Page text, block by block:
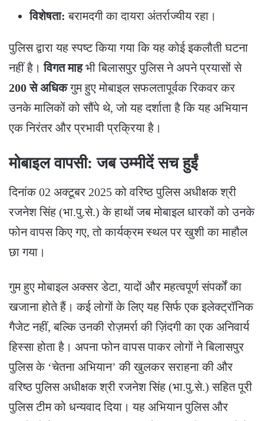
विशेषता: बरामदगी का दायरा अंतर्राज्यीय रहा।
​पुलिस द्वारा यह स्पष्ट किया गया कि यह कोई इकलौती घटना
नहीं है।विगत माहभी बिलासपुर पुलिस ने अपने प्रयासों से
200 से अधिकगुम हुए मोबाइल सफलतापूर्वक रिकवर कर
उनके मालिकों को सौंपे थे, जो यह दर्शाता है कि यह अभियान
एक निरंतर और प्रभावी प्रक्रिया है।
​मोबाइल वापसी: जब उम्मीदें सच हुईं
​दिनांक 02 अक्टूबर 2025 को वरिष्ठ पुलिस अधीक्षक श्री
रजनेश सिंह (भा.पु.से.) के हाथों जब मोबाइल धारकों को उनके
फोन वापस किए गए, तो कार्यक्रम स्थल पर खुशी का माहौल
छा गया।
​गुम हुए मोबाइल अक्सर डेटा, यादों और महत्वपूर्ण संपर्कों का
खजाना होते हैं। कई लोगों के लिए यह सिर्फ एक इलेक्ट्रॉनिक
गैजेट नहीं, बल्कि उनकी रोज़मर्रा की ज़िंदगी का एक अनिवार्य
हिस्सा होता है। अपना फोन वापस पाकर लोगों ने बिलासपुर
पुलिस के ‘चेतना अभियान’ की खुलकर सराहना की और
वरिष्ठ पुलिस अधीक्षक श्री रजनेश सिंह (भा.पु.से.) सहित पूरी
पुलिस टीम को धन्यवाद दिया। यह अभियान पुलिस और